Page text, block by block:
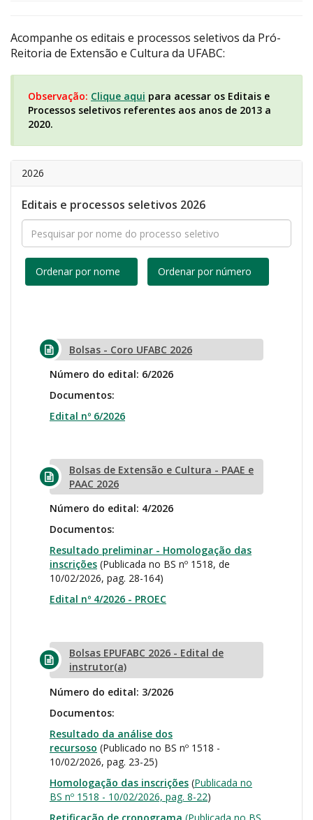
Acompanhe os editais e processos seletivos da Pró-
Reitoria de Extensão e Cultura da UFABC:
Observação: Clique aqui para acessar os Editais e
Processos seletivos referentes aos anos de 2013 a
2020.
2026
Editais e processos seletivos 2026
Ordenar por nome Ordenar por número
Bolsas - Coro UFABC 2026
Número do edital: 6/2026
Documentos:
Edital nº 6/2026
Bolsas de Extensão e Cultura - PAAE e
PAAC 2026
Número do edital: 4/2026
Documentos:
Resultado preliminar - Homologação das
inscrições (Publicada no BS nº 1518, de
10/02/2026, pag. 28-164)
Edital nº 4/2026 - PROEC
Bolsas EPUFABC 2026 - Edital de
instrutor(a)
Número do edital: 3/2026
Documentos:
Resultado da análise dos
recursoso (Publicado no BS nº 1518 -
10/02/2026, pag. 23-25)
Homologação das inscrições (Publicada no
BS nº 1518 - 10/02/2026, pag. 8-22)
Retificação de cronograma (Publicada no BS